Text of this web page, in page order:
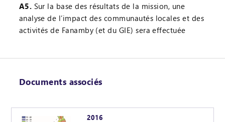
A5. Sur la base des résultats de la mission, une
analyse de l’impact des communautés locales et des
activités de Fanamby (et du GIE) sera effectuée
Documents associés
2016